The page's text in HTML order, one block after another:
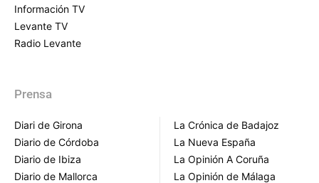
Información TV
Levante TV
Radio Levante
Prensa
Diari de Girona
Diario de Córdoba
Diario de Ibiza
Diario de Mallorca
La Crónica de Badajoz
La Nueva España
La Opinión A Coruña
La Opinión de Málaga